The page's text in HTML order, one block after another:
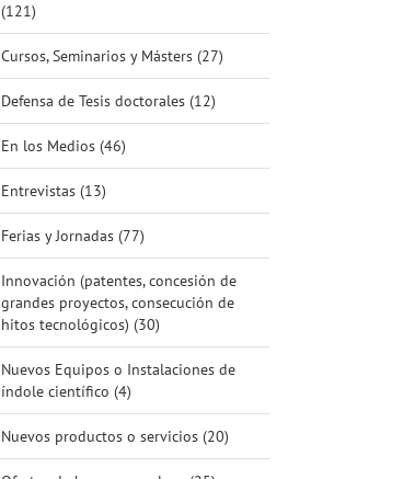
colabora en el
Congreso
SAMPE
Europe 26
AEMAC
EXPOQUIMIA
– EQUIPLAST
(121)
Cursos, Seminarios y Másters (27)
Defensa de Tesis doctorales (12)
En los Medios (46)
Entrevistas (13)
Ferias y Jornadas (77)
Innovación (patentes, concesión de
grandes proyectos, consecución de
hitos tecnológicos) (30)
Nuevos Equipos o Instalaciones de
índole científico (4)
Nuevos productos o servicios (20)